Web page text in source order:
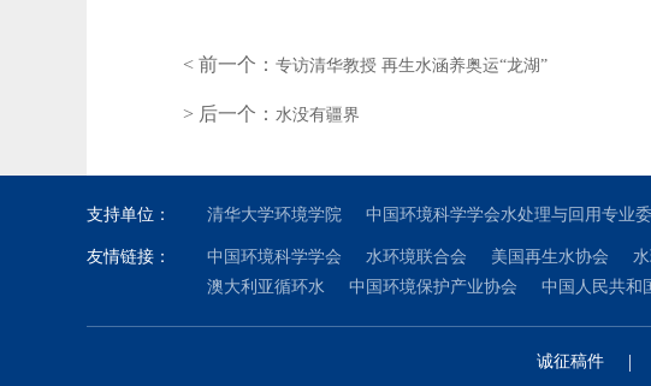
< 前一个： 专访清华教授 再生水涵养奥运“龙湖”
> 后一个： 水没有疆界
支持单位： 清华大学环境学院 中国环境科学学会水处理与回用专业
友情链接： 中国环境科学学会 水环境联合会 美国再生水协会
澳大利亚循环水
中国环境保护产业协会 中国人民共和
诚征稿件 |